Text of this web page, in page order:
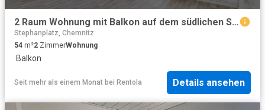
2 Raum Wohnung mit Balkon auf dem südlichen Sonnenberg
Stephanplatz, Chemnitz
54 m²2 ZimmerWohnung
·Balkon
Seit mehr als einem Monat bei Rentola Details ansehen